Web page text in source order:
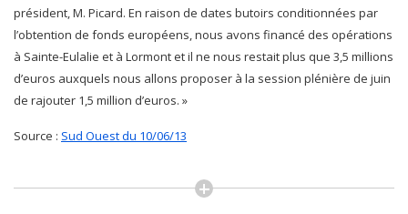
président, M. Picard. En raison de dates butoirs conditionnées par
l’obtention de fonds européens, nous avons financé des opérations
à Sainte-Eulalie et à Lormont et il ne nous restait plus que 3,5 millions
d’euros auxquels nous allons proposer à la session plénière de juin
de rajouter 1,5 million d’euros. »
Source : Sud Ouest du 10/06/13